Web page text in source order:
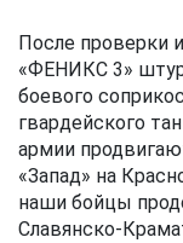
После
«ФЕНИКС 3»
боевого
гвардейского
армии
«Запад» на
наши бойцы
Славянско-